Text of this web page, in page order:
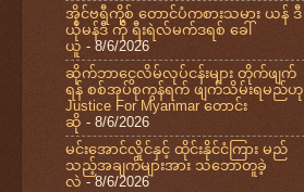
အိုင်ဗရီကို့စ် တောင်ပံကစားသမား ယန် ဒီ
ယိုမန်ဒီ ကို ရီးရဲလ်မက်ဒရစ် ခေါ်
ယူ - 8/6/2026
ဆိုက်ဘာငွေလိမ်လုပ်ငန်းများ တိုက်ဖျက်
ရန် စစ်အုပ်စုကွန်ရက် ဖျက်သိမ်းရမည်ဟု
Justice For Myanmar တောင်း
ဆို - 8/6/2026
မင်းအောင်လှိုင်နှင့် ထိုင်းနိုင်ငံကြား မည်
သည့်အချက်များအား သဘောတူခဲ့
လဲ - 8/6/2026